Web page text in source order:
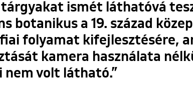
ismét láthatóvá
botanikus a 19. század
folyamat kifejlesztésére,
kamera használata
nem volt látható.”